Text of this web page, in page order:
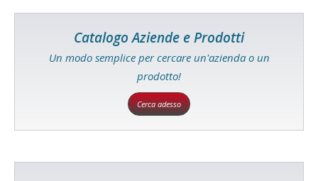
Catalogo Aziende e Prodotti
Un modo semplice per cercare un'azienda o un
prodotto!
Cerca adesso